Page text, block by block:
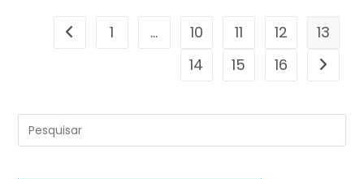
1 … 10 11 12
13
14
15 16